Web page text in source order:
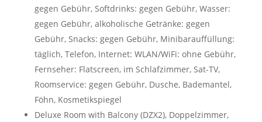
gegen Gebühr, Softdrinks: gegen Gebühr, Wasser:
gegen Gebühr, alkoholische Getränke: gegen
Gebühr, Snacks: gegen Gebühr, Minibarauffüllung:
täglich, Telefon, Internet: WLAN/WiFi: ohne Gebühr,
Fernseher: Flatscreen, im Schlafzimmer, Sat-TV,
Roomservice: gegen Gebühr, Dusche, Bademantel,
Föhn, Kosmetikspiegel
Deluxe Room with Balcony (DZX2), Doppelzimmer,